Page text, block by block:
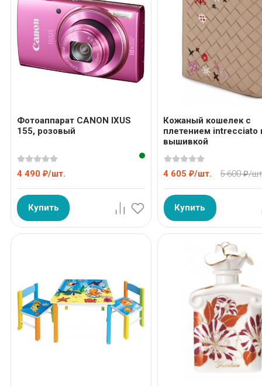
Фотоаппарат CANON IXUS
155, розовый
4 490 ₽/шт.
Купить
Кожаный кошелек с
плетением intrecciato
вышивкой
4 605 ₽/шт. 5 600 ₽/
Купить